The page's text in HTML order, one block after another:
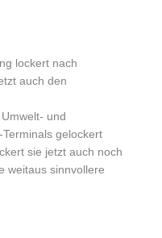
lockert nach
auch den
und
gelockert
sie jetzt auch noch
weitaus sinnvollere